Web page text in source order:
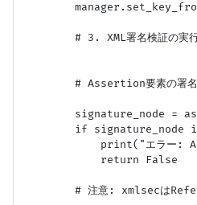
# 3. XML署名検証の実
# Assertion要素の署名
signature_node =
if signature_node
print("エラー:
            return False
# 注意: xmlsecは